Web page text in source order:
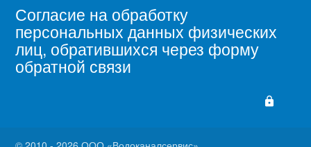
Согласие на обработку
персональных данных физических
лиц, обратившихся через форму
обратной связи
lock